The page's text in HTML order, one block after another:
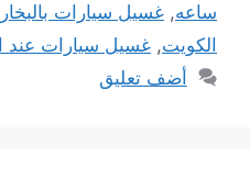
ساعه, غسيل سيارات بالبخار
الكويت, غسيل سيارات عند
أضف تعليق